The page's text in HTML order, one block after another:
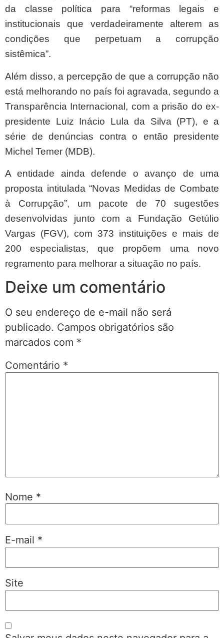
da classe política para “reformas legais e
institucionais que verdadeiramente alterem as
condições que perpetuam a corrupção
sistêmica”.
Além disso, a percepção de que a corrupção não
está melhorando no país foi agravada, segundo a
Transparência Internacional, com a prisão do ex-
presidente Luiz Inácio Lula da Silva (PT), e a
série de denúncias contra o então presidente
Michel Temer (MDB).
A entidade ainda defende o avanço de uma
proposta intitulada “Novas Medidas de Combate
à Corrupção”, um pacote de 70 sugestões
desenvolvidas junto com a Fundação Getúlio
Vargas (FGV), com 373 instituições e mais de
200 especialistas, que propõem uma novo
regramento para melhorar a situação no país.
Deixe um comentário
O seu endereço de e-mail não será
publicado. Campos obrigatórios são
marcados com *
Comentário *
Nome *
E-mail *
Site